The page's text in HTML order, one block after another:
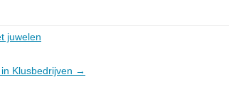
juwelen
Klusbedrijven →